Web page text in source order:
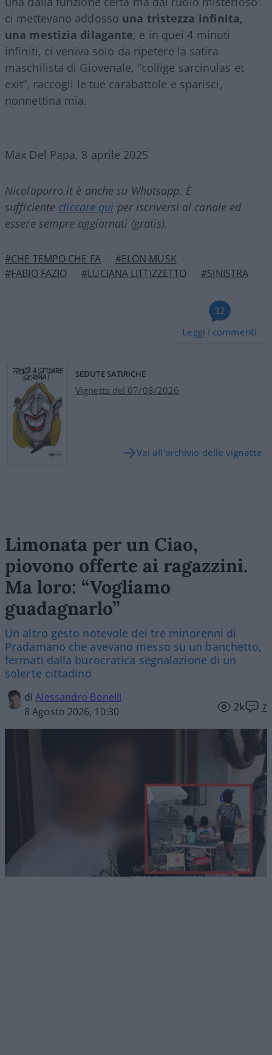
ci mettevano addosso una tristezza infinita,
una mestizia dilagante; e in quei 4 minuti
infiniti, ci veniva solo da ripetere la satira
maschilista di Giovenale, “collige sarcinulas et
exit”, raccogli le tue carabattole e sparisci,
nonnettina mia.
Max Del Papa, 8 aprile 2025
Nicolaporro.it è anche su Whatsapp. È
sufficiente cliccare qui per iscriversi al canale ed
essere sempre aggiornati (gratis).
#CHE TEMPO CHE FA
#ELON MUSK
#FABIO FAZIO
#LUCIANA LITTIZZETTO #SINISTRA
32
Leggi i commenti
SEDUTE SATIRICHE
Vignetta del 07/08/2026
Vai all'archivio delle vignette
Limonata per un Ciao,
piovono offerte ai ragazzini.
Ma loro: “Vogliamo
guadagnarlo”
Un altro gesto notevole dei tre minorenni di
Pradamano che avevano messo su un banchetto,
fermati dalla burocratica segnalazione di un
solerte cittadino
diAlessandro Bonelli
8 Agosto 2026, 10:30
2k 7